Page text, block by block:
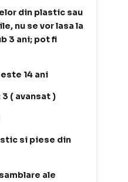
din plastic sau
nu se vor lasa la
3 ani; pot fi
14 ani
( avansat )
si piese din
ale